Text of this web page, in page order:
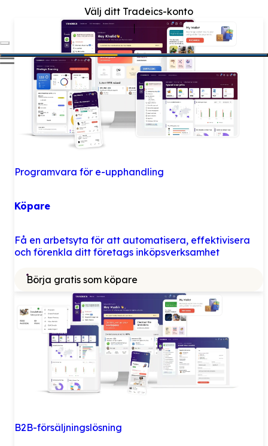
Välj ditt Tradeics-konto
Programvara för e-upphandling
Köpare
Få en arbetsyta för att automatisera, effektivisera
och förenkla ditt företags inköpsverksamhet
Börja gratis som köpare
B2B-försäljningslösning